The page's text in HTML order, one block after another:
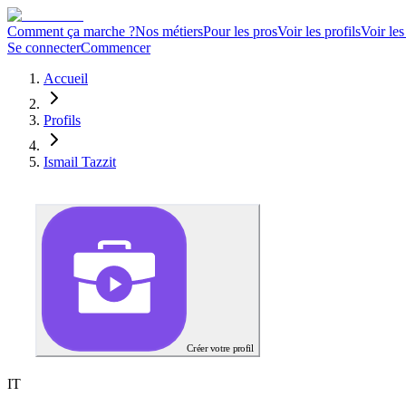
Comment ça marche ?Nos métiersPour les prosVoir les profilsVoir
Se connecterCommencer
Accueil
Profils
Ismail Tazzit
Créer votre profil
IT